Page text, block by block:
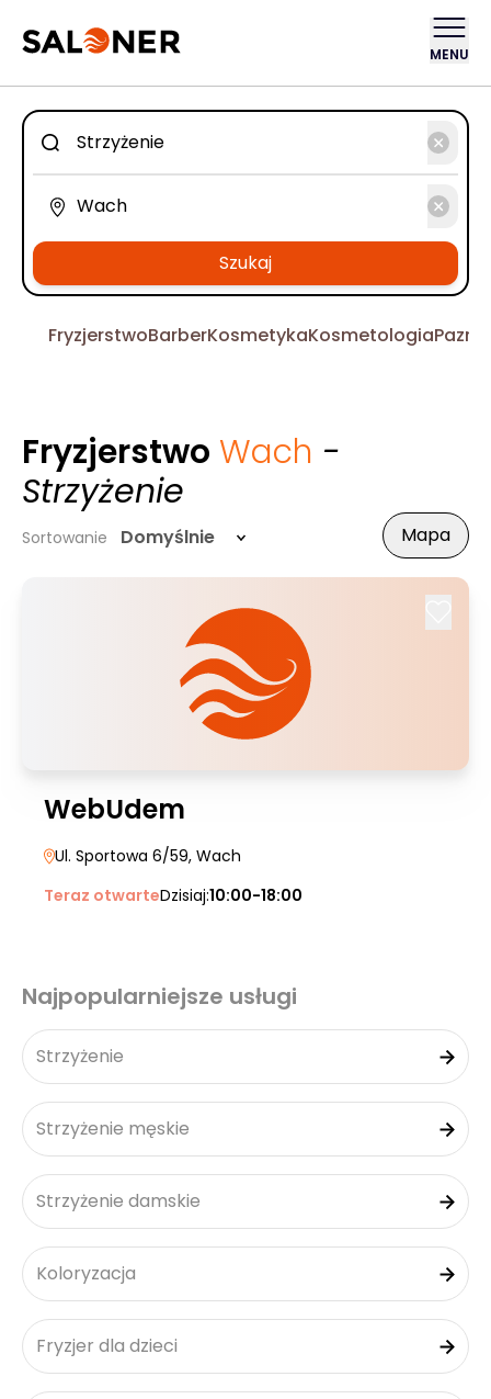
MENU
Szukaj
FryzjerstwoBarberKosmetykaKosmetologia
Fryzjerstwo Wach -
Strzyżenie
Sortowanie Domyślnie Mapa
WebUdem
Ul. Sportowa 6/59, Wach
Teraz otwarteDzisiaj:10:00-18:00
Najpopularniejsze usługi
Strzyżenie
Strzyżenie męskie
Strzyżenie damskie
Koloryzacja
Fryzjer dla dzieci